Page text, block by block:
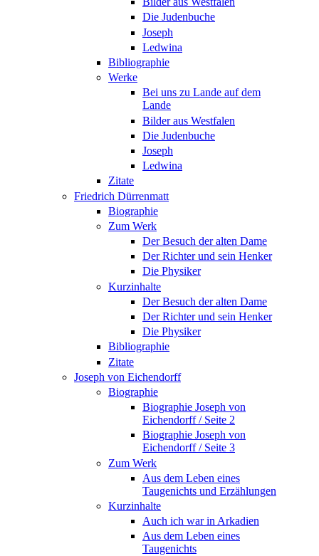
Die Judenbuche
Joseph
Ledwina
Bibliographie
Werke
Bei uns zu Lande auf dem
Lande
Bilder aus Westfalen
Die Judenbuche
Joseph
Ledwina
Zitate
Friedrich Dürrenmatt
Biographie
Zum Werk
Der Besuch der alten Dame
Der Richter und sein Henker
Die Physiker
Kurzinhalte
Der Besuch der alten Dame
Der Richter und sein Henker
Die Physiker
Bibliographie
Zitate
Joseph von Eichendorff
Biographie
Biographie Joseph von
Eichendorff / Seite 2
Biographie Joseph von
Eichendorff / Seite 3
Zum Werk
Aus dem Leben eines
Taugenichts und Erzählungen
Kurzinhalte
Auch ich war in Arkadien
Aus dem Leben eines
Taugenichts